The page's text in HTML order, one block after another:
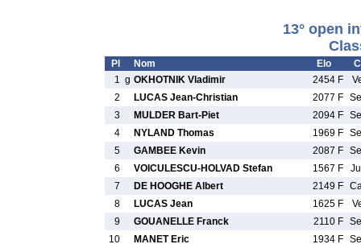
13° open
Pl Nom Elo
1 g OKHOTNIK Vladimir 2454 F
2
LUCAS Jean-Christian 2077 F
3
MULDER Bart-Piet 2094 F
4
NYLAND Thomas 1969 F
5
GAMBEE Kevin 2087 F
6
VOICULESCU-HOLVAD Stefan 1567 F
7
DE HOOGHE Albert 2149 F
8
LUCAS Jean 1625 F
9
GOUANELLE Franck 2110 F
10
MANET Eric 1934 F